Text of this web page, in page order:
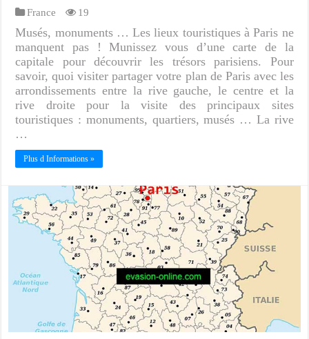
France 19
Musés, monuments … Les lieux touristiques à Paris ne
manquent pas ! Munissez vous d’une carte de la
capitale pour découvrir les trésors parisiens. Pour
savoir, quoi visiter partager votre plan de Paris avec les
arrondissements entre la rive gauche, le centre et la
rive droite pour la visite des principaux sites
touristiques : monuments, quartiers, musés … La rive
…
Plus d Informations »